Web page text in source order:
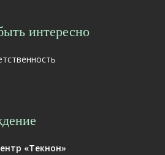
интересно
«Текнон»